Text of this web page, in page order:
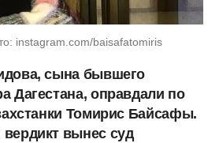
instagram.com/baisafatomiris
сына бывшего
Дагестана, оправдали по
Томирис Байсафы.
вынес суд